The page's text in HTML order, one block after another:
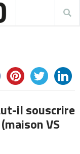
il souscrire
VS